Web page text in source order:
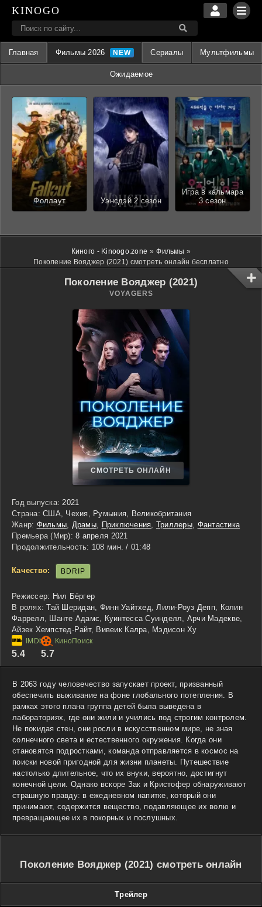
KINOGO
Главная Фильмы 2026 Сериалы Мультфильмы
Ожидаемое
Фоллаут Уэнсдэй 2 сезон
Игра в кальмара
3 сезон
Киного - Kinoogo.zone » Фильмы »
Поколение Вояджер (2021) смотреть онлайн бесплатно
Поколение Вояджер (2021)
VOYAGERS
СМОТРЕТЬ ОНЛАЙН
Год выпуска: 2021
Страна: США, Чехия, Румыния, Великобритания
Жанр: Фильмы Драмы, Приключения Триллеры Фантастика
Премьера (Мир): 8 апреля 2021
Продолжительность: 108 мин. / 01:48
Качество: BDRIP
Режиссер: Нил Бёргер
В ролях: Тай Шеридан, Финн Уайтхед, Лили-Роуз Депп, Колин
Фаррелл, Шанте Адамс, Куинтесса Суинделл, Арчи Мадекве,
Айзек Хемпстед-Райт, Вивеик Калра, Мэдисон Ху
5.4 5.7
В 2063 году человечество запускает проект, призванный
обеспечить выживание на фоне глобального потепления. В
рамках этого плана группа детей была выведена в
лабораториях, где они жили и учились под строгим контролем.
Не покидая стен, они росли в искусственном мире, не зная
солнечного света и естественного окружения. Когда они
становятся подростками, команда отправляется в космос на
поиски новой пригодной для жизни планеты. Путешествие
настолько длительное, что их внуки, вероятно, достигнут
конечной цели. Однако вскоре Зак и Кристофер обнаруживают
страшную правду: в ежедневном напитке, который они
принимают, содержится вещество, подавляющее их волю и
превращающее их в покорных и послушных.
Поколение Вояджер (2021) смотреть онлайн
Трейлер